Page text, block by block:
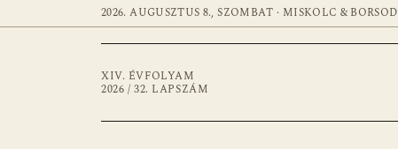
2026. AUGUSZTUS 8., SZOMBAT · MISKOLC & BORSOD
XIV. ÉVFOLYAM
2026 / 32. LAPSZÁM